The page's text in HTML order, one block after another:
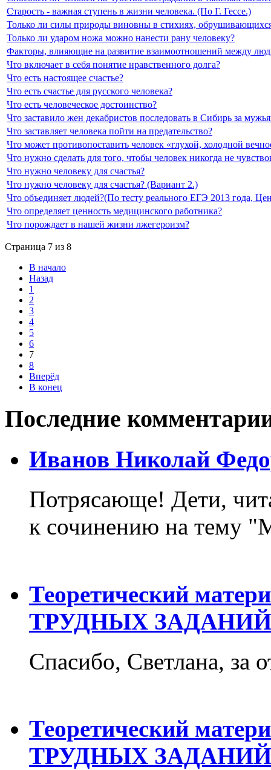
Старость - важная ступень в жизни человека. (По Г. Гессе.)
Только ли силы природы виновны в стихиях,
Только ли ударом ножа можно нанести рану человеку?
Факторы, влияющие на развитие взаимоотношений между
Что включает в себя понятие нравственного долга?
Что есть настоящее счастье?
Что есть счастье для русского человека?
Что есть человеческое достоинство?
Что заставило жен декабристов последовать в Сибирь за
Что заставляет человека пойти на предательство?
Что может противопоставить человек «глухой, холодной
Что нужно сделать для того, чтобы человек никогда не
Что нужно человеку для счастья?
Что нужно человеку для счастья? (Вариант 2.)
Что объединяет людей?(По тесту реального ЕГЭ 2013 года,
Что определяет ценность медицинского работника?
Что порождает в нашей жизни лжегероизм?
Страница 7 из 8
В начало
Назад
1
2
3
4
5
6
7
8
Вперёд
В конец
Последние
Иванов Николай
Потрясающе! Дети,
к сочинению на тему
Теоретический
ТРУДНЫХ
Спасибо, Светлана, за
Теоретический
ТРУДНЫХ